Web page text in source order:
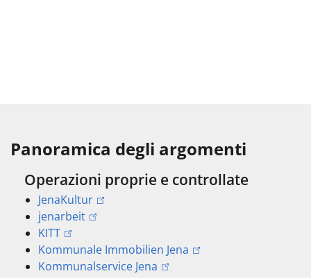
Panoramica degli argomenti
Operazioni proprie e controllate
JenaKultur
jenarbeit
KITT
Kommunale Immobilien Jena
Kommunalservice Jena